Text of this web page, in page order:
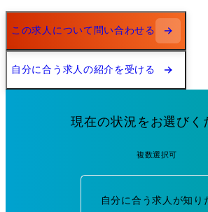
この求人について問い合わせる
自分に合う求人の紹介を受ける
現在の状況をお選びく
複数選択可
自分に合う求人が知り